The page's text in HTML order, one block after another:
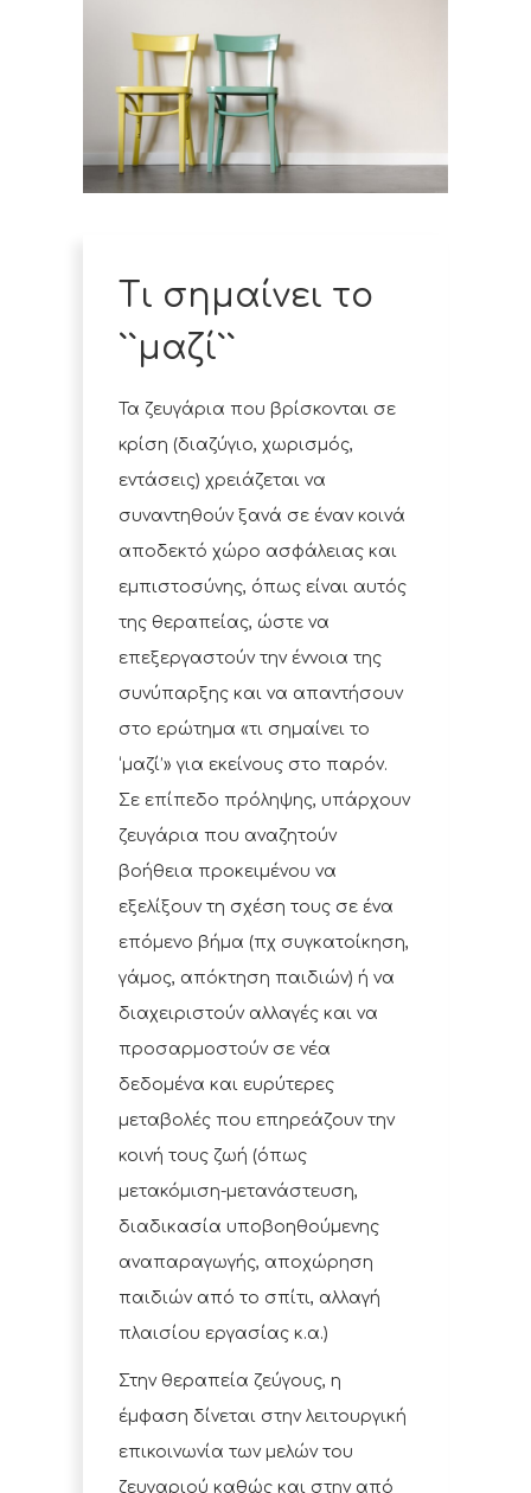
Τι σημαίνει το
``μαζί``
Τα ζευγάρια που βρίσκονται σε
κρίση (διαζύγιο, χωρισμός,
εντάσεις) χρειάζεται να
συναντηθούν ξανά σε έναν κοινά
αποδεκτό χώρο ασφάλειας και
εμπιστοσύνης, όπως είναι αυτός
της θεραπείας, ώστε να
επεξεργαστούν την έννοια της
συνύπαρξης και να απαντήσουν
στο ερώτημα «τι σημαίνει το
‘μαζί’» για εκείνους στο παρόν.
Σε επίπεδο πρόληψης, υπάρχουν
ζευγάρια που αναζητούν
βοήθεια προκειμένου να
εξελίξουν τη σχέση τους σε ένα
επόμενο βήμα (πχ συγκατοίκηση,
γάμος, απόκτηση παιδιών) ή να
διαχειριστούν αλλαγές και να
προσαρμοστούν σε νέα
δεδομένα και ευρύτερες
μεταβολές που επηρεάζουν την
κοινή τους ζωή (όπως
μετακόμιση-μετανάστευση,
διαδικασία υποβοηθούμενης
αναπαραγωγής, αποχώρηση
παιδιών από το σπίτι, αλλαγή
πλαισίου εργασίας κ.α.)
Στην θεραπεία ζεύγους, η
έμφαση δίνεται στην λειτουργική
επικοινωνία των μελών του
ζευγαριού καθώς και στην από